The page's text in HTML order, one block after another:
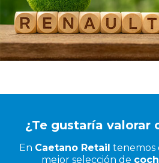
¿Te gustaría valorar
En Caetano Retail tenemos
mejor selección de